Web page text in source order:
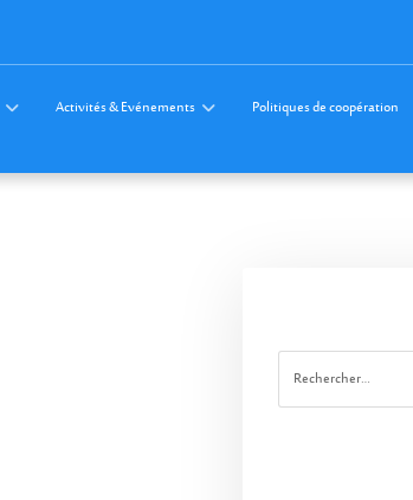
Activités & Evénements Politiques de coopération